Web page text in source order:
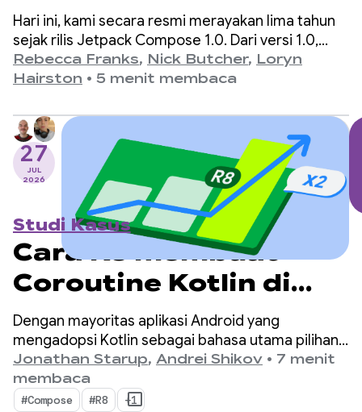
Hari ini, kami secara resmi merayakan lima tahun
sejak rilis Jetpack Compose 1.0. Dari versi 1.0,
yang diumumkan pada 28 Juli 2021, hingga rilis 1.11
terbaru, kami telah melihat API berkembang
kami meluangkan waktu untuk merayakannya.
Rebecca Franks, Nick Butcher, Loryn
Hairston • 5 menit membaca
27
JUL
2026
Studi Kasus
Cara R8 membuat
Coroutine Kotlin di
Android 2x lebih cepat
Dengan mayoritas aplikasi Android yang
mengadopsi Kotlin sebagai bahasa utama pilihan
mereka, kotlinx.coroutines telah menjadi standar
de-facto untuk pemrograman asinkron. Library ini
menawarkan cara yang dirancang dengan baik
Jonathan Starup, Andrei Shikov • 7 menit
membaca
#Compose #R8 +1